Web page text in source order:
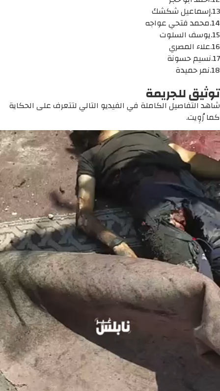
13.إسماعيل شكشك
14.محمد فتحي عواجه
15.يوسف السلوت
16.علاء المصري
17.نسيم حسونة
18.نمر حميدة
توثيق للجريمة
شاهد التفاصيل الكاملة في الفيديو التالي لتتعرف على الحكاية
كما رُوِيت.